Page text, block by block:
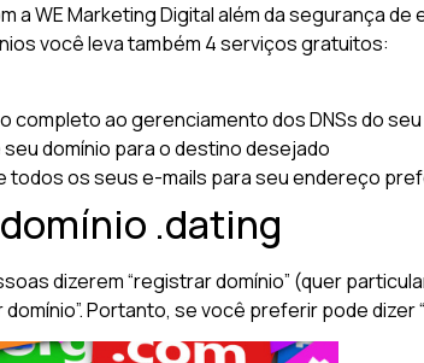
a WE Marketing Digital além da segurança
você leva também 4 serviços gratuitos:
completo ao gerenciamento dos DNSs do
domínio para o destino desejado
todos os seus e-mails para seu endereço
.dating
dizerem “registrar domínio” (quer
Portanto, se você preferir pode dizer